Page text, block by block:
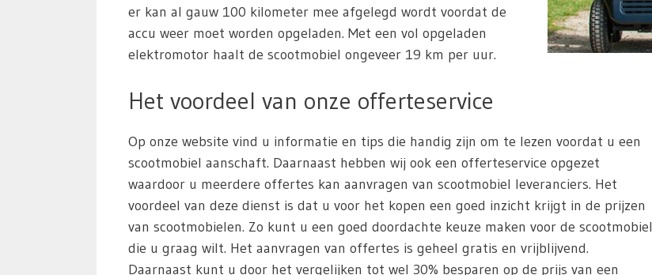
er kan al gauw 100 kilometer mee afgelegd wordt voordat de
accu weer moet worden opgeladen. Met een vol opgeladen
elektromotor haalt de scootmobiel ongeveer 19 km per uur.
Het voordeel van onze offerteservice
Op onze website vind u informatie en tips die handig zijn om te lezen voordat u een
scootmobiel aanschaft. Daarnaast hebben wij ook een offerteservice opgezet
waardoor u meerdere offertes kan aanvragen van scootmobiel leveranciers. Het
voordeel van deze dienst is dat u voor het kopen een goed inzicht krijgt in de prijzen
van scootmobielen. Zo kunt u een goed doordachte keuze maken voor de scootmobiel
die u graag wilt. Het aanvragen van offertes is geheel gratis en vrijblijvend.
Daarnaast kunt u door het vergelijken tot wel 30% besparen op de prijs van een